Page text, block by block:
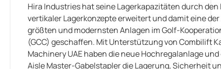
Hira Industries hat seine Lagerkapazitäten durch den
vertikaler Lagerkonzepte erweitert und damit eine der
größten und modernsten Anlagen im Golf-
(GCC) geschaffen. Mit Unterstützung von Combilift
Machinery UAE haben die neue Hochregalanlage und
Aisle Master-Gabelstapler die Lagerung, Sicherheit